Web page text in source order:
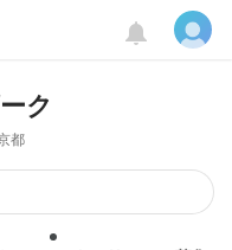
ク
都